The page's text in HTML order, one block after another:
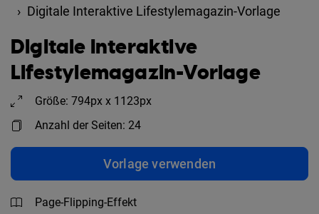
Digitale Interaktive Lifestylemagazin-Vorlage
Digitale Interaktive
Lifestylemagazin-Vorlage
Größe: 794px x 1123px
Anzahl der Seiten: 24
Vorlage verwenden
Page-Flipping-Effekt